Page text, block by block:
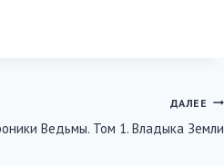
ДАЛЕЕ
Ведьмы. Том 1. Владыка Земли